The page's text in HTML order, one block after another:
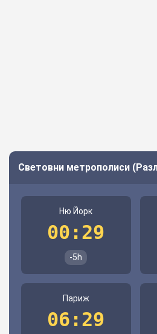
Световни метрополиси
Ню Йорк
00:29
-5h
Париж
06:29